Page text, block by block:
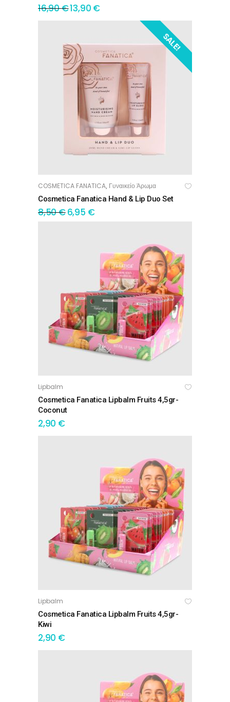
16,90€13,90 €
SALE!
ΠΡΟΣΘΉΚΗ ΣΤΟ ΚΑΛΆΘΙ
COSMETICA FANATICA, Γυναικείο Άρωμα
Cosmetica Fanatica Hand & Lip Duo Set
8,50€6,95 €
ΠΡΟΣΘΉΚΗ ΣΤΟ ΚΑΛΆΘΙ
Lipbalm
Cosmetica Fanatica Lipbalm Fruits 4,5gr-
Coconut
2,90 €
ΠΡΟΣΘΉΚΗ ΣΤΟ ΚΑΛΆΘΙ
Lipbalm
Cosmetica Fanatica Lipbalm Fruits 4,5gr-
Kiwi
2,90 €